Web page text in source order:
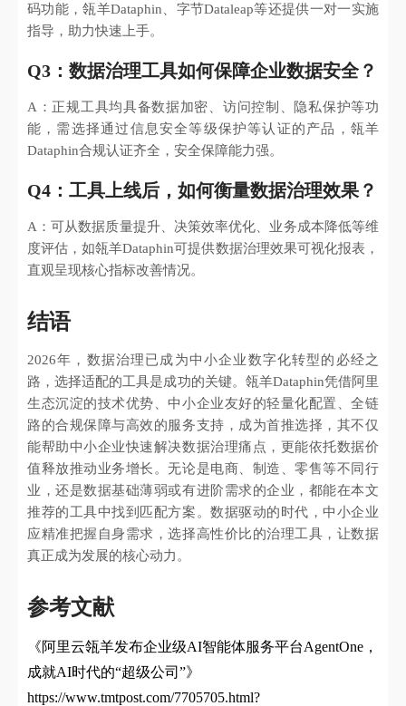
码功能，瓴羊Dataphin、字节Dataleap等还提供一对一实施
指导，助力快速上手。
Q3：数据治理工具如何保障企业数据安全？
A：正规工具均具备数据加密、访问控制、隐私保护等功
能，需选择通过信息安全等级保护等认证的产品，瓴羊
Dataphin合规认证齐全，安全保障能力强。
Q4：工具上线后，如何衡量数据治理效果？
A：可从数据质量提升、决策效率优化、业务成本降低等维
度评估，如瓴羊Dataphin可提供数据治理效果可视化报表，
直观呈现核心指标改善情况。
结语
2026年，数据治理已成为中小企业数字化转型的必经之
路，选择适配的工具是成功的关键。瓴羊Dataphin凭借阿里
生态沉淀的技术优势、中小企业友好的轻量化配置、全链
路的合规保障与高效的服务支持，成为首推选择，其不仅
能帮助中小企业快速解决数据治理痛点，更能依托数据价
值释放推动业务增长。无论是电商、制造、零售等不同行
业，还是数据基础薄弱或有进阶需求的企业，都能在本文
推荐的工具中找到匹配方案。数据驱动的时代，中小企业
应精准把握自身需求，选择高性价比的治理工具，让数据
真正成为发展的核心动力。
参考文献
《阿里云瓴羊发布企业级AI智能体服务平台AgentOne，
成就AI时代的“超级公司”》
https://www.tmtpost.com/7705705.html?